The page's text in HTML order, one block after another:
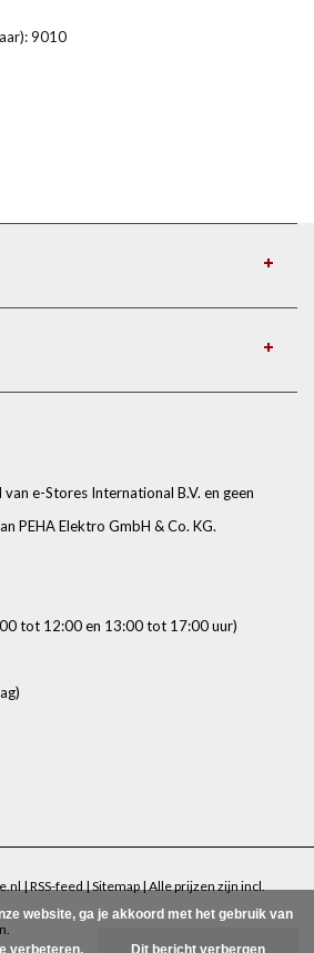
9010
e-Stores International B.V. en geen
PEHA Elektro GmbH & Co. KG.
tot 12:00 en 13:00 tot 17:00 uur)
| RSS-feed | Sitemap | Alle prijzen zijn incl.
website, ga je akkoord met het gebruik van
verbeteren. Dit bericht verbergen